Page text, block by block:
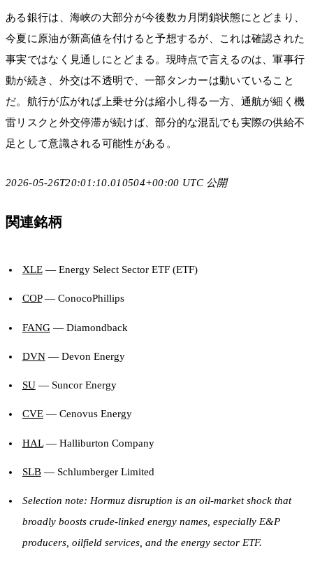
ある銀行は、海峡の大部分が今後数カ月閉鎖状態にとどまり、
今夏に原油が新高値を付けると予想するが、これは確認された
事実ではなく見通しにとどまる。現時点で言えるのは、軍事行
動が続き、外交は不透明で、一部タンカーは動いていること
だ。航行が広がれば上乗せ分は縮小し得る一方、通航が細く機
雷リスクと外交停滞が続けば、部分的な混乱でも実際の供給不
足として意識される可能性がある。
2026-05-26T20:01:10.010504+00:00 UTC 公開
関連銘柄
XLE— Energy Select Sector ETF (ETF)
COP— ConocoPhillips
FANG— Diamondback
DVN— Devon Energy
SU— Suncor Energy
CVE— Cenovus Energy
HAL— Halliburton Company
SLB— Schlumberger Limited
Selection note: Hormuz disruption is an oil-market shock that
broadly boosts crude-linked energy names, especially E&P
producers, oilfield services, and the energy sector ETF.